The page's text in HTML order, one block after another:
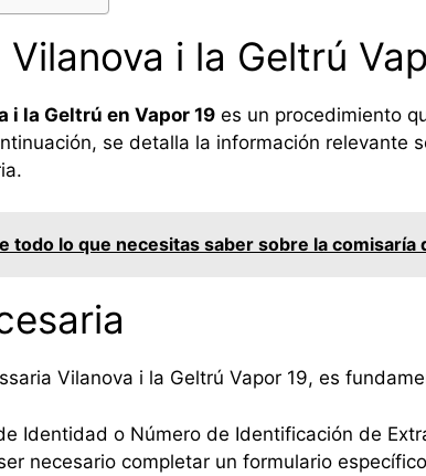
i la Geltrú
i la Geltrú en Vapor 19 es un procedimiento
se detalla la información relevante
todo lo que necesitas saber sobre la comisaría
Vilanova i la Geltrú Vapor 19, es
Identidad o Número de Identificación de
necesario completar un formulario